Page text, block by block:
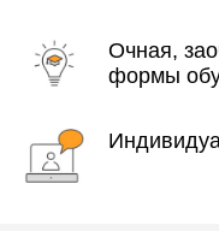
Очная,
формы